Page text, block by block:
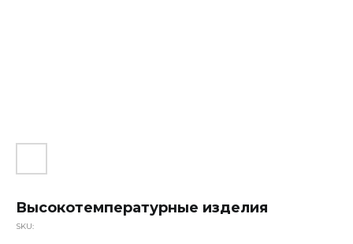
Высокотемпературные изделия
SKU: